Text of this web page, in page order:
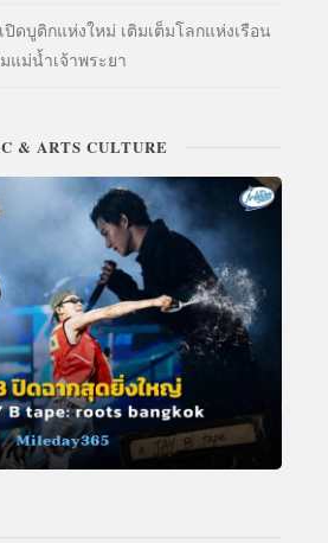
ปิดบูติกแห่งใหม่ เติมเต็มโลกแห่งเรือน
แม่น้ำเจ้าพระยา
& ARTS CULTURE